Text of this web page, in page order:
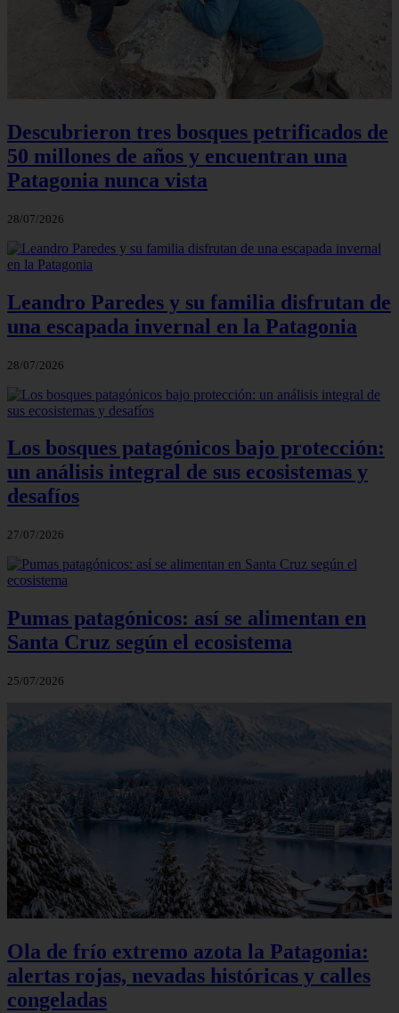
Descubrieron tres bosques petrificados de
50 millones de años y encuentran una
Patagonia nunca vista
28/07/2026
Leandro Paredes y su familia disfrutan de
una escapada invernal en la Patagonia
28/07/2026
Los bosques patagónicos bajo protección:
un análisis integral de sus ecosistemas y
desafíos
27/07/2026
Pumas patagónicos: así se alimentan en
Santa Cruz según el ecosistema
25/07/2026
Ola de frío extremo azota la Patagonia:
alertas rojas, nevadas históricas y calles
congeladas